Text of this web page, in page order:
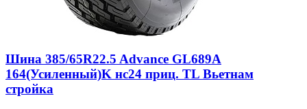
Шина 385/65R22.5 Advance GL689A
164(Усиленный)K нс24 приц. TL Вьетнам
стройка